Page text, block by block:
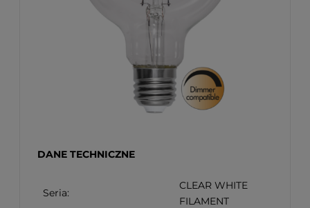
DANE TECHNICZNE
Seria:
CLEAR WHITE
FILAMENT